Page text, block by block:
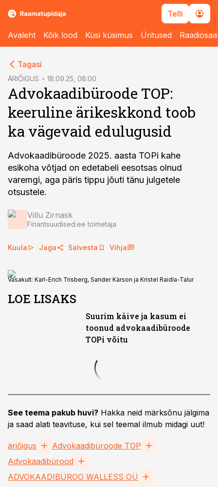
Telli
Avaleht Kõik lood Küsi küsimus Üritused
Tagasi
ÄRIÕIGUS 18.09.25, 08:00
Advokaadibüroode TOP:
keeruline ärikeskkond toob
ka vägevaid edulugusid
Advokaadibüroode 2025. aasta TOPi kahe
esikoha võtjad on edetabeli eesotsas olnud
varemgi, aga päris tippu jõuti tänu julgetele
otsustele.
Villu Zirnask
Finantsuudised.ee toimetaja
Kuula Jaga Salvesta Vihja
Vasakult: Karl-Erich Trisberg, Sander Kärson ja Kristel Raidla-Talur
LOE LISAKS
Suurim käive ja kasum ei
toonud advokaadibüroode
TOPi võitu
See teema pakub huvi? Hakka neid märksõnu jälgima
ja saad alati teavituse, kui sel teemal ilmub midagi uut!
äriõigus
Advokaadibüroode TOP
Advokaadibürood
ADVOKAADIBÜROO WALLESS OÜ